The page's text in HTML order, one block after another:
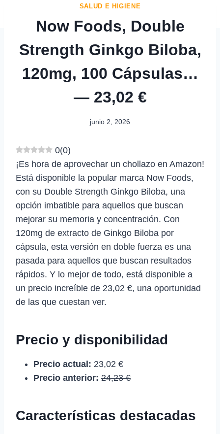
SALUD E HIGIENE
Now Foods, Double
Strength Ginkgo Biloba,
120mg, 100 Cápsulas…
— 23,02 €
junio 2, 2026
0(0)
¡Es hora de aprovechar un chollazo en Amazon!
Está disponible la popular marca Now Foods,
con su Double Strength Ginkgo Biloba, una
opción imbatible para aquellos que buscan
mejorar su memoria y concentración. Con
120mg de extracto de Ginkgo Biloba por
cápsula, esta versión en doble fuerza es una
pasada para aquellos que buscan resultados
rápidos. Y lo mejor de todo, está disponible a
un precio increíble de 23,02 €, una oportunidad
de las que cuestan ver.
Precio y disponibilidad
Precio actual: 23,02 €
Precio anterior: 24,23 €
Características destacadas